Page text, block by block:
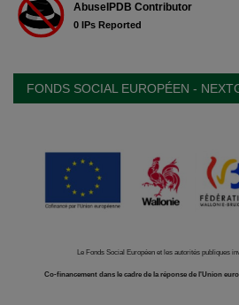
FONDS SOCIAL EUROPÉEN -
Le Fonds Social Européen et les autorités publiques
Co-financement dans le cadre de la réponse de l'Union